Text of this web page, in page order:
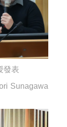
發表
Sunagawa